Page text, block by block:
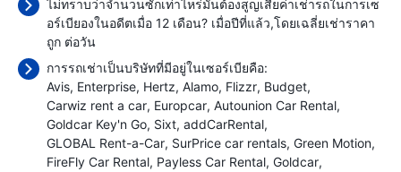
ไม่ทราบว่าจำนวนซักเท่าไหร่มันต้องสูญเสียค่าเช่ารถในการเซ
อร์เบียองในอดีตเมื่อ 12 เดือน? เมื่อปีที่แล้ว,โดยเฉลี่ยเช่าราคา
ถูก ต่อวัน
การรถเช่าเป็นบริษัทที่มีอยู่ในเซอร์เบียคือ:
Avis Enterprise Hertz Alamo Flizzr Budget
Carwiz rent a car Europcar Autounion Car Rental
Goldcar Key'n Go Sixt addCarRental
GLOBAL Rent-a-Car SurPrice car rentals Green Motion
FireFly Car Rental Payless Car Rental Goldcar